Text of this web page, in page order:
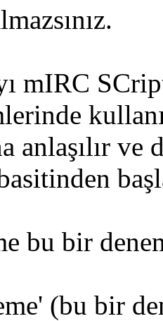
mIRC
anlaşılır
bu bir
(bu bir